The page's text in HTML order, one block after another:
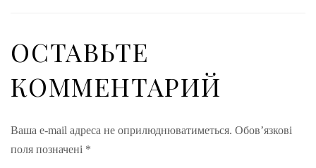
ОСТАВЬТЕ
КОММЕНТАРИЙ
Ваша e-mail адреса не оприлюднюватиметься. Обов’язкові
поля позначені *